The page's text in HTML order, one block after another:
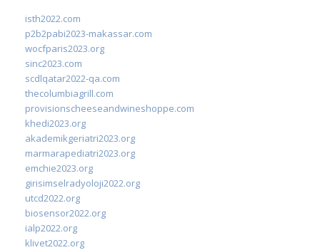
isth2022.com
p2b2pabi2023-makassar.com
wocfparis2023.org
sinc2023.com
scdlqatar2022-qa.com
thecolumbiagrill.com
provisionscheeseandwineshoppe.com
khedi2023.org
akademikgeriatri2023.org
marmarapediatri2023.org
emchie2023.org
girisimselradyoloji2022.org
utcd2022.org
biosensor2022.org
ialp2022.org
klivet2022.org